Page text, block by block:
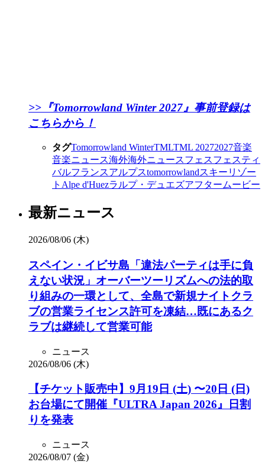
>>『Tomorrowland Winter 2027』事前登録は
こちらから！
タグTomorrowland WinterTMLTML 20272027音楽
音楽ニュース海外海外ニュースフェスフェスティ
バルフランスアルプスtomorrowlandスキーリゾー
ト Alpe d'Huezラルプ・デュエズアフタームービー
最新ニュース
2026/08/06 (木)
スペイン・イビサ島「違法パーティは手に負
えない状況」オーバーツーリズムへの法的取
り組みの一環として、全島で新規ナイトクラ
ブの営業ライセンス許可を凍結…既にあるク
ラブは継続して営業可能
ニュース
2026/08/06 (木)
【チケット販売中】9月19日 (土) 〜20日 (日)
お台場にて開催『ULTRA Japan 2026』日割
りを発表
ニュース
2026/08/07 (金)